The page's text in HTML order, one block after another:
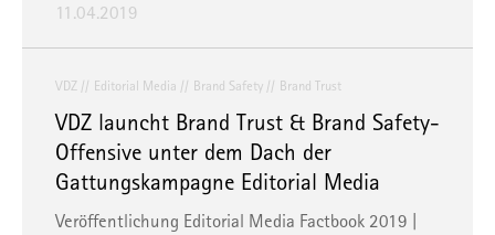
11.04.2019
VDZ Editorial Media Brand Safety Brand Trust
VDZ launcht Brand Trust & Brand Safety-
Offensive unter dem Dach der
Gattungskampagne Editorial Media
Veröffentlichung Editorial Media Factbook 2019 |